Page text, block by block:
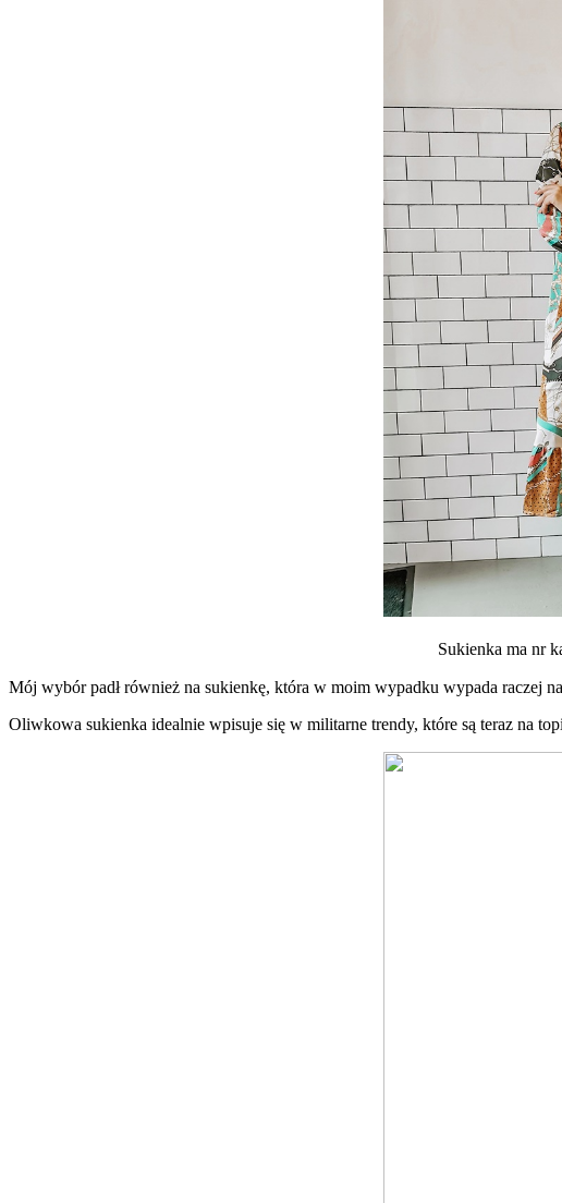
Sukienka ma nr
Mój wybór padł również na sukienkę, która w moim wypadku wypada raczej
Oliwkowa sukienka idealnie wpisuje się w militarne trendy, które są teraz na